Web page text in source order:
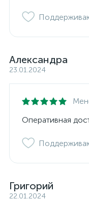
Александра
23.01.2024
Оперативная
Григорий
22.01.2024